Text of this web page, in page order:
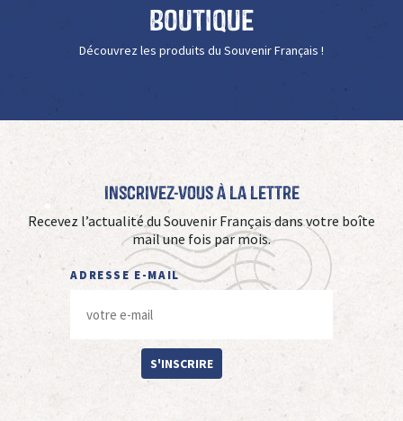
Boutique
Découvrez les produits du Souvenir Français !
Inscrivez-vous à La Lettre
Recevez l’actualité du Souvenir Français dans votre boîte
mail une fois par mois.
ADRESSE E-MAIL
S'INSCRIRE